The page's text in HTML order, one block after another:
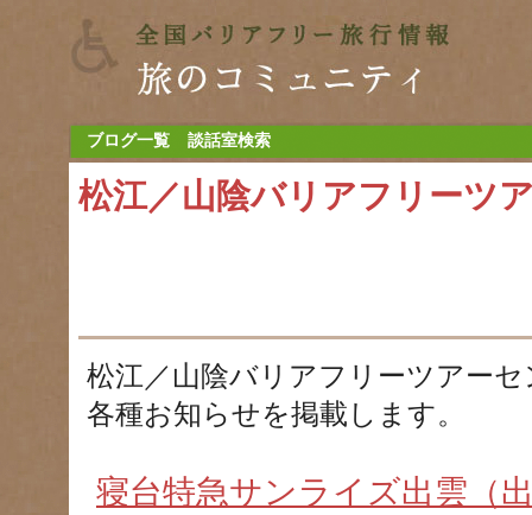
ブログ一覧 談話室検索
松江／山陰バリアフリーツ
松江／山陰バリアフリーツアー
各種お知らせを掲載します。
寝台特急サンライズ出雲